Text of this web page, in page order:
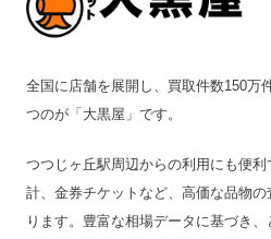
全国に店舗を展開し、買取件数150万
つのが「大黒屋」です。
つつじヶ丘駅周辺からの利用にも便
計、金券チケットなど、高価な品物
ります。豊富な相場データに基づき